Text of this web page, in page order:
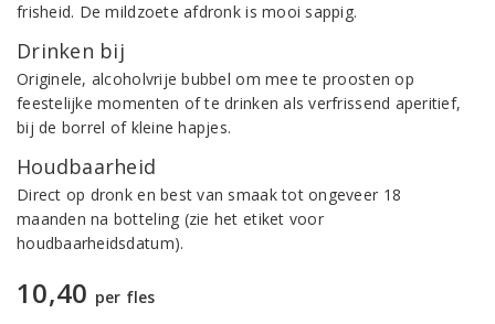
frisheid. De mildzoete afdronk is mooi sappig.
Drinken bij
Originele, alcoholvrije bubbel om mee te proosten op
feestelijke momenten of te drinken als verfrissend aperitief,
bij de borrel of kleine hapjes.
Houdbaarheid
Direct op dronk en best van smaak tot ongeveer 18
maanden na botteling (zie het etiket voor
houdbaarheidsdatum).
10,40 per fles